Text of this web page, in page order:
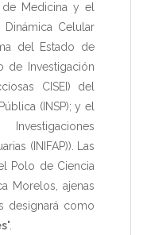
de Medicina y el
Celular
del Estado de
de Investigación
CISEI) del
(INSP); y el
(INIFAP)). Las
Polo de Ciencia
Morelos, ajenas
designará como
".